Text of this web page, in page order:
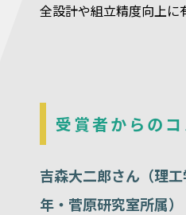
全設計や組立精度向上に
受賞者からのコ
吉森大二郎さん（理
年・菅原研究室所属）